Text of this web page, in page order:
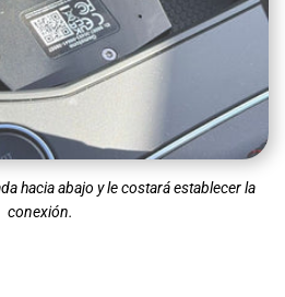
hacia abajo y le costará establecer la
conexión.